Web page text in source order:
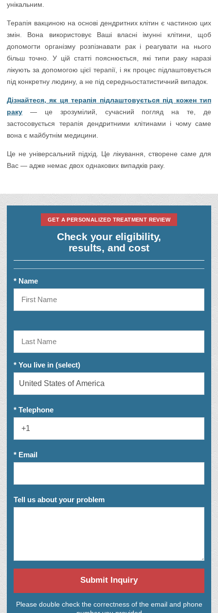
унікальним.
Терапія вакциною на основі дендритних клітин є частиною цих
змін. Вона використовує Ваші власні імунні клітини, щоб
допомогти організму розпізнавати рак і реагувати на нього
більш точно. У цій статті пояснюється, які типи раку наразі
лікують за допомогою цієї терапії, і як процес підлаштовується
під конкретну людину, а не під середньостатистичний випадок.
Дізнайтеся, як ця терапія підлаштовується під кожен тип
раку — це зрозумілий, сучасний погляд на те, де
застосовується терапія дендритними клітинами і чому саме
вона є майбутнім медицини.
Це не універсальний підхід. Це лікування, створене саме для
Вас — адже немає двох однакових випадків раку.
GET A PERSONALIZED TREATMENT REVIEW
Check your eligibility,
results, and cost
* Name
* You live in (select)
* Telephone
* Email
Tell us about your problem
Submit Inquiry
Please double check the correctness of the email and phone